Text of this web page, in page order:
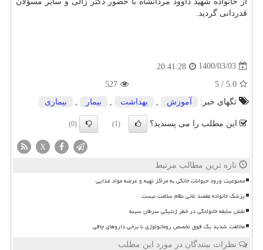
قدردانی گردید.
1400/03/03
20:41:28
5.0
/
5
527
تگهای خبر:
آموزش بهداشت بیمار بیماری
این مطلب را می پسندید؟ (1)
(0)
X
تازه ترین مطالب مرتبط
ممنوعیت ورود حیوانات خانگی به مراکز تهیه و عرضه مواد غذایی
پزشک خانواده مقصد غائی نظام سلامت نیست
نقش سابقه خانوادگی در خطر ژنتیکی سرطان سینه
مخالفت شدید یک فوق تخصص روماتولوژی با برخی داروهای چاقی
نظرات بینندگان در مورد این مطلب